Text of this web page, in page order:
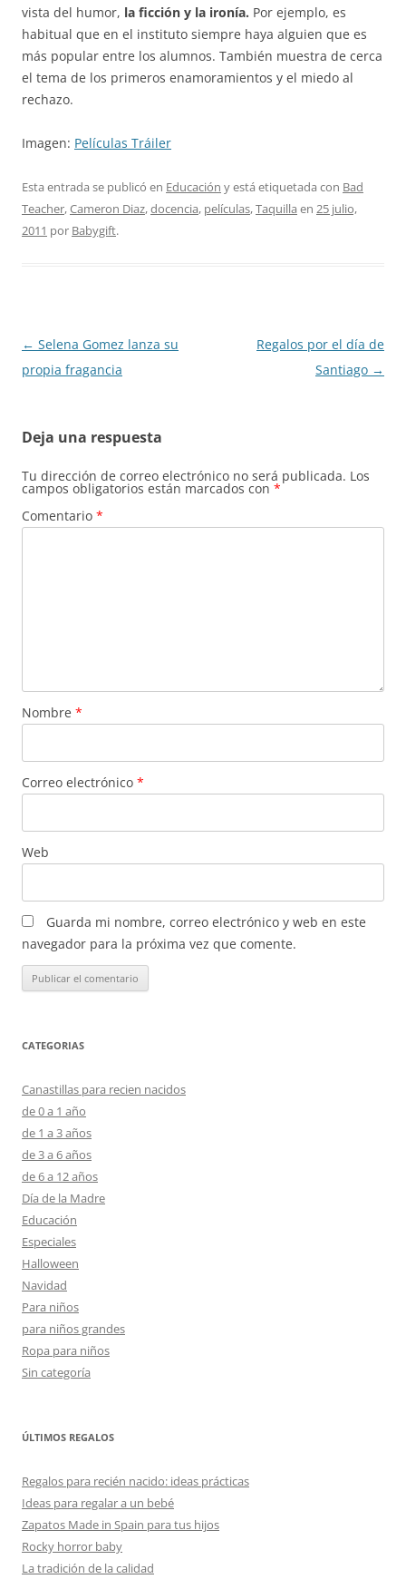
vista del humor, la ficción y la ironía. Por ejemplo, es
habitual que en el instituto siempre haya alguien que es
más popular entre los alumnos. También muestra de cerca
el tema de los primeros enamoramientos y el miedo al
rechazo.
Imagen: Películas Tráiler
Esta entrada se publicó en Educación y está etiquetada con Bad
Teacher,Cameron Diaz,docencia, películas,Taquilla en 25 julio,
2011 por Babygift.
Navegación
de
← Selena Gomez lanza su
propia fragancia
Regalos por el día de
Santiago →
Deja una respuesta
Tu dirección de correo electrónico no será publicada. Los
campos obligatorios están marcados con *
Comentario *
Nombre *
Correo electrónico *
Web
Guarda mi nombre, correo electrónico y web en este
navegador para la próxima vez que comente.
CATEGORIAS
Canastillas para recien nacidos
de 0 a 1 año
de 1 a 3 años
de 3 a 6 años
de 6 a 12 años
Día de la Madre
Educación
Especiales
Halloween
Navidad
Para niños
para niños grandes
Ropa para niños
Sin categoría
ÚLTIMOS REGALOS
Regalos para recién nacido: ideas prácticas
Ideas para regalar a un bebé
Zapatos Made in Spain para tus hijos
Rocky horror baby
La tradición de la calidad